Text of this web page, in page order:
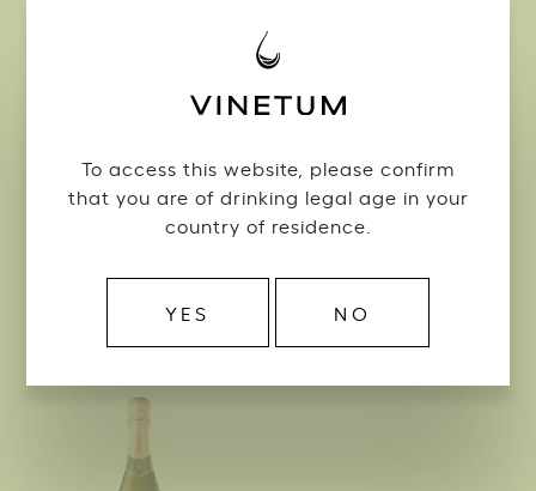
To access this website, please confirm
that you are of drinking legal age in your
country of residence.
YES NO
Cava Reserva Brut Organic
75cl / 15,45
Cava Gran Reserva Brut
Nature 2022
75cl / 17,98